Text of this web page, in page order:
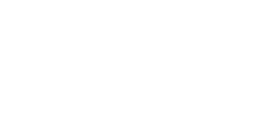
on Pinterest